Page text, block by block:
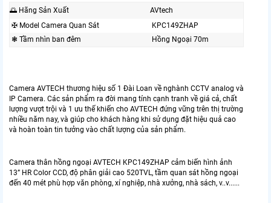
🌅 Hãng Sản Xuất
AVtech
✠ Model Camera Quan Sát
KPC149ZHAP
❃ Tầm nhìn ban đêm
Hồng Ngoại 70m
Camera AVTECH thương hiệu số 1 Đài Loan về nghành CCTV analog và
IP Camera. Các sản phẩm ra đời mang tính cạnh tranh về giá cả, chất
lượng vượt trội và 1 ưu thế khiến cho AVTECH đứng vững trên thị trường
nhiều năm nay, và giúp cho khách hàng khi sử dụng đặt hiệu quả cao
và hoàn toàn tin tưởng vào chất lượng của sản phẩm.
Camera thân hồng ngoại AVTECH KPC149ZHAP cảm biến hình ảnh
13” HR Color CCD, độ phân giải cao 520TVL, tầm quan sát hồng ngoại
đến 40 mét phù hợp văn phòng, xí nghiệp, nhà xưởng, nhà sách, v..v......